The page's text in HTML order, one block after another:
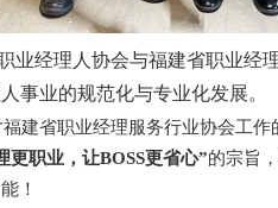
经理人协会与福建省职业经
事业的规范化与专业化发展。
建省职业经理服务行业协会工作
更职业，让BOSS更省心”的宗旨
！